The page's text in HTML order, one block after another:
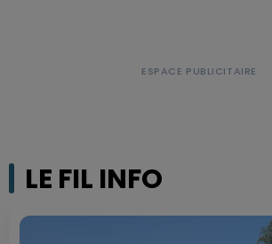
LE FIL INFO